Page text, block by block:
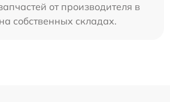
от производителя в
собственных складах.